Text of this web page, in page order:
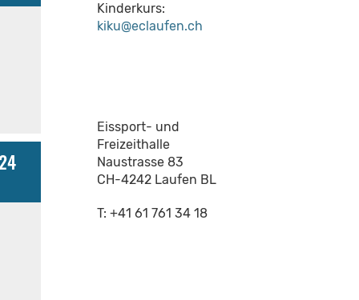
Kinderkurs:
kiku@eclaufen.ch
Eissport- und
Freizeithalle
Naustrasse 83
CH-4242 Laufen BL
T: +41 61 761 34 18